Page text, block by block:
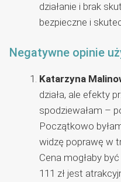
działanie i brak
bezpieczne i
Negatywne opinie
Katarzyna
działa, ale efekty
spodziewałam –
Początkowo
widzę poprawę w
Cena mogłaby
111 zł jest